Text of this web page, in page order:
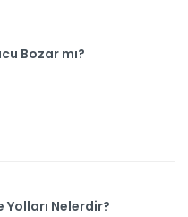
Bozar mı?
Yolları Nelerdir?